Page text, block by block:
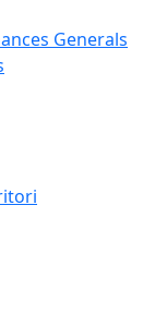
Generals